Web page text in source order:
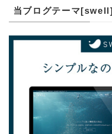
当ブログテーマ[swell]